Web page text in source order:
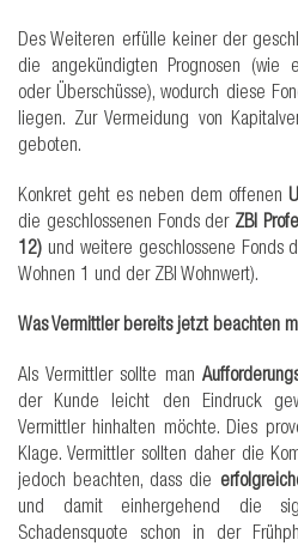
Des Weiteren erfülle keiner der
die angekündigten Prognosen (wie
oder Überschüsse), wodurch diese
liegen. Zur Vermeidung von
geboten.
Konkret geht es neben dem offenen
die geschlossenen Fonds der ZBI
12) und weitere geschlossene Fonds
Wohnen 1 und der ZBI Wohnwert).
Was Vermittler bereits jetzt beachten
Als Vermittler sollte man
der Kunde leicht den Eindruck
Vermittler hinhalten möchte. Dies
Klage. Vermittler sollten daher die
jedoch beachten, dass die
und damit einhergehend die
Schadensquote schon in der